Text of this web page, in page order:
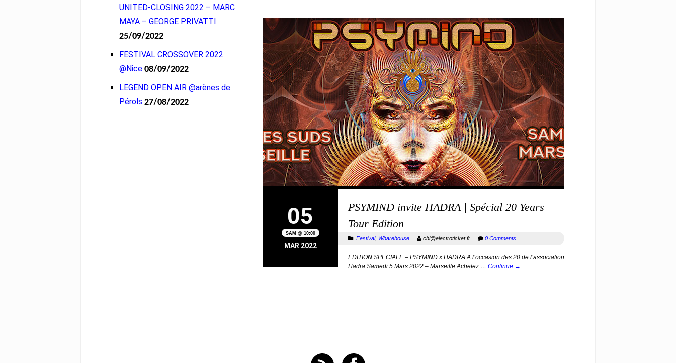
05
SAM @ 10:00
MAR 2022
PSYMIND invite HADRA | Spécial 20 Years
Tour Edition
Festival, Wharehouse chl@electroticket.fr 0 Comments
EDITION SPECIALE – PSYMIND x HADRA A l’occasion des 20 de l’association
Hadra Samedi 5 Mars 2022 – Marseille Achetez … Continue →
UNITED-CLOSING 2022 – MARC
MAYA – GEORGE PRIVATTI
25/09/2022
FESTIVAL CROSSOVER 2022
@Nice 08/09/2022
LEGEND OPEN AIR @arènes de
Pérols 27/08/2022